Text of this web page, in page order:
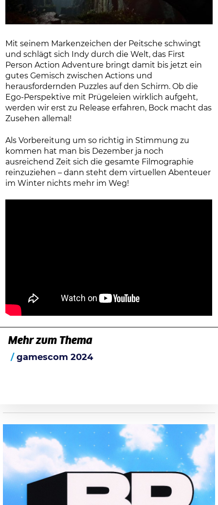
Mit seinem Markenzeichen der Peitsche schwingt
und schlägt sich Indy durch die Welt, das First
Person Action Adventure bringt damit bis jetzt ein
gutes Gemisch zwischen Actions und
herausfordernden Puzzles auf den Schirm. Ob die
Ego-Perspektive mit Prügeleien wirklich aufgeht,
werden wir erst zu Release erfahren, Bock macht das
Zusehen allemal!
Als Vorbereitung um so richtig in Stimmung zu
kommen hat man bis Dezember ja noch
ausreichend Zeit sich die gesamte Filmographie
reinzuziehen – dann steht dem virtuellen Abenteuer
im Winter nichts mehr im Weg!
Mehr zum Thema
gamescom 2024